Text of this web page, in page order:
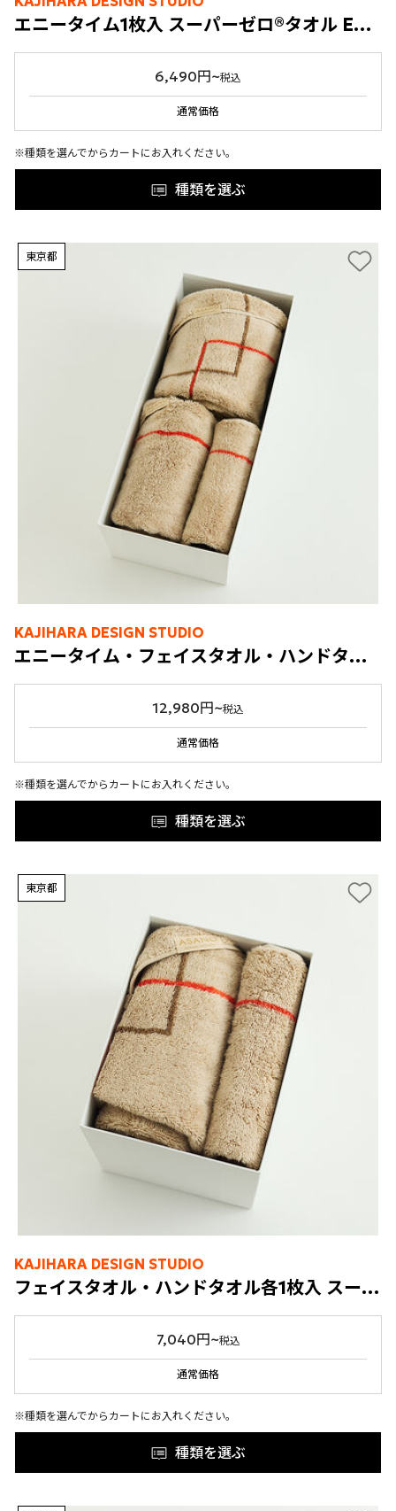
エニータイム1枚入 スーパーゼロ®タオル ENISHI
6,490円~税込
通常価格
※種類を選んでからカートにお入れください。
種類を選ぶ
東京都
KAJIHARA DESIGN STUDIO
エニータイム・フェイスタオル・ハンドタオル各1枚入 スーパーゼロ®タオル ENISHI
12,980円~税込
通常価格
※種類を選んでからカートにお入れください。
種類を選ぶ
東京都
KAJIHARA DESIGN STUDIO
フェイスタオル・ハンドタオル各1枚入 スーパーゼロ®タオル ENISHI
7,040円~税込
通常価格
※種類を選んでからカートにお入れください。
種類を選ぶ